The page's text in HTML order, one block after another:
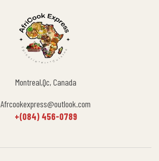
Montreal,Qc, Canada
Afrcookexpress@outlook.com
+(084) 456-0789